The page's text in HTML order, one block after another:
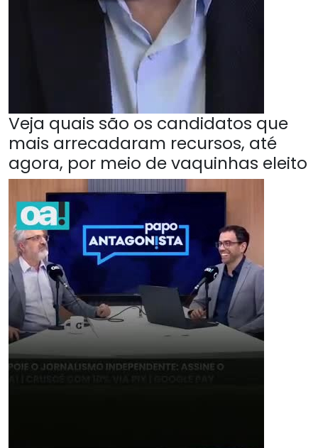
Veja quais são os candidatos que
mais arrecadaram recursos, até
agora, por meio de vaquinhas eleito